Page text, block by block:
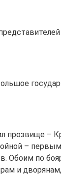
прозвище –
войной –
Обоим по
и